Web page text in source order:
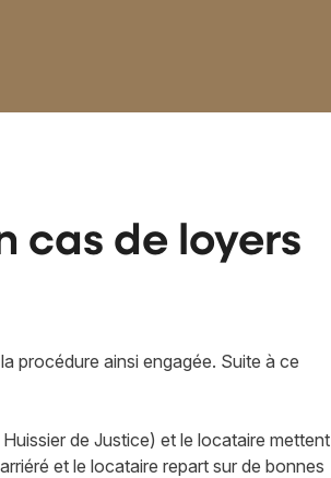
cas de loyers
procédure ainsi engagée. Suite à ce
Huissier de Justice) et le locataire mettent
et le locataire repart sur de bonnes